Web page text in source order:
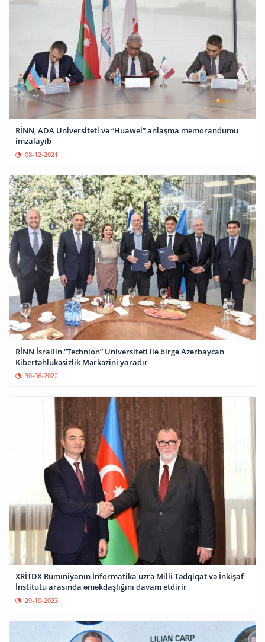
RİNN, ADA Universiteti və “Huawei” anlaşma memorandumu
imzalayıb
08-12-2021
RİNN İsrailin “Technion” Universiteti ilə birgə Azərbaycan
30-06-2022
XRİTDX Rumıniyanın İnformatika üzrə Milli Tədqiqat və İnkişaf
İnstitutu arasında əməkdaşlığını davam etdirir
29-10-2023